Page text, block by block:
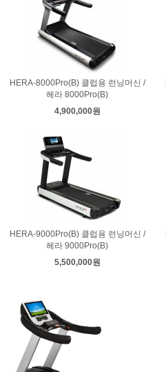
HERA-8000Pro(B) 클럽용 런닝머신 /
헤라 8000Pro(B)
4,900,000원
HERA-9000Pro(B) 클럽용 런닝머신 /
헤라 9000Pro(B)
5,500,000원